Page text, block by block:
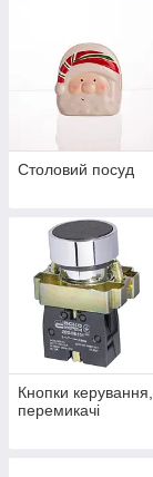
Столовий посуд
Кнопки керування,
перемикачі